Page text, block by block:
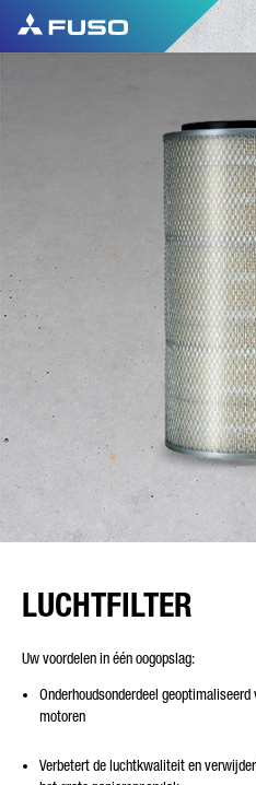
LUCHTFILTER
Uw voordelen in één oogopslag:
Onderhoudsonderdeel
motoren
Verbetert de luchtkwaliteit en